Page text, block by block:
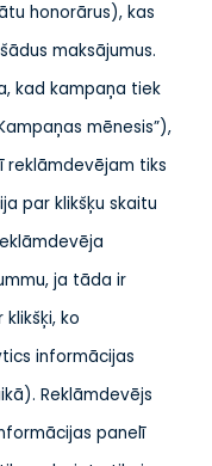
honorārus), kas
maksājumus.
kad kampaņa tiek
mēnesis”),
reklāmdevējam tiks
par klikšķu skaitu
ja tāda ir
ko
informācijas
Reklāmdevējs
panelī